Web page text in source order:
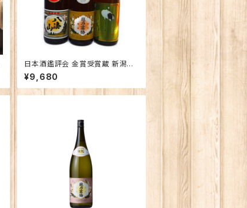
日本酒鑑評会 金賞受賞蔵 新潟の
地酒飲み比べセット1800ｍｌ×3本
（越乃寒梅 八海山 越の鶴）
¥9,680